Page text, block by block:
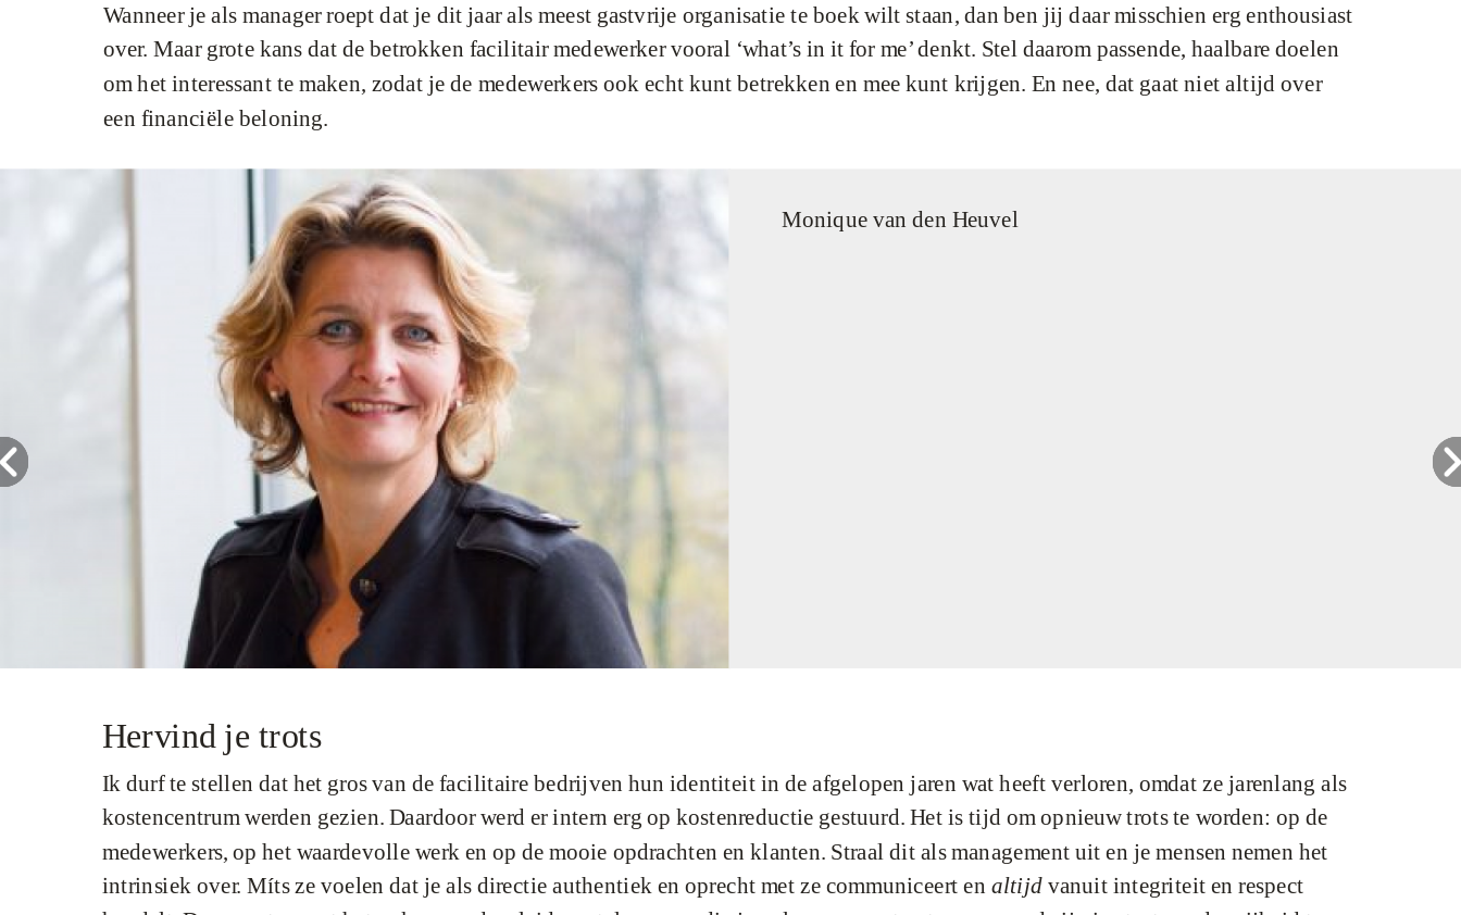
Wanneer je als manager roept dat je dit jaar als meest gastvrije organisatie te boek wilt staan, dan ben jij daar misschien erg enthousiast
over. Maar grote kans dat de betrokken facilitair medewerker vooral ‘what’s in it for me’ denkt. Stel daarom passende, haalbare doelen
om het interessant te maken, zodat je de medewerkers ook echt kunt betrekken en mee kunt krijgen. En nee, dat gaat niet altijd over
een financiële beloning.
Monique van den Heuvel
Hervind je trots
Ik durf te stellen dat het gros van de facilitaire bedrijven hun identiteit in de afgelopen jaren wat heeft verloren, omdat ze jarenlang als
kostencentrum werden gezien. Daardoor werd er intern erg op kostenreductie gestuurd. Het is tijd om opnieuw trots te worden: op de
medewerkers, op het waardevolle werk en op de mooie opdrachten en klanten. Straal dit als management uit en je mensen nemen het
intrinsiek over. Míts ze voelen dat je als directie authentiek en oprecht met ze communiceert en altijdvanuit integriteit en respect